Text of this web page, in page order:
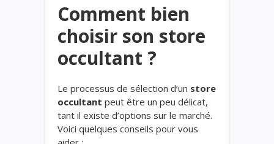
Comment bien
choisir son store
occultant ?
Le processus de sélection d’un store
occultant peut être un peu délicat,
tant il existe d’options sur le marché.
Voici quelques conseils pour vous